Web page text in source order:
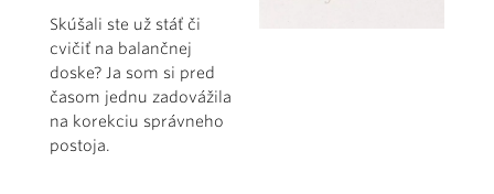
Skúšali ste už stáť či
cvičiť na balančnej
doske? Ja som si pred
časom jednu zadovážila
na korekciu správneho
postoja.